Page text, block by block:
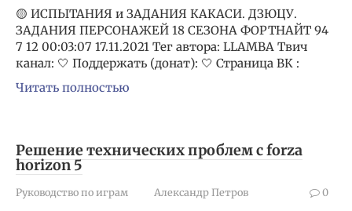
🟡 ИСПЫТАНИЯ и ЗАДАНИЯ КАКАСИ. ДЗЮЦУ.
ЗАДАНИЯ ПЕРСОНАЖЕЙ 18 СЕЗОНА ФОРТНАЙТ 94
7 12 00:03:07 17.11.2021 Тег автора: LLAMBA Твич
канал: 🤍 Поддержать (донат): 🤍 Страница ВК :
Читать полностью
Решение технических проблем с forza
horizon 5
Руководство по играм Александр Петров 0